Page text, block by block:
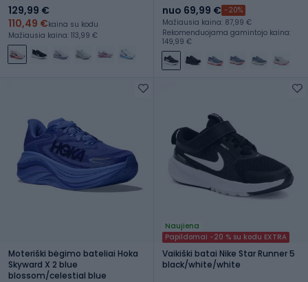
129,99 €
110,49 €kaina su kodu
Mažiausia kaina: 113,99 €
nuo 69,99 € -20%
Mažiausia kaina: 87,99 €
Rekomenduojama gamintojo kaina:
149,99 €
Moteriški bėgimo bateliai Hoka
Skyward X 2 blue
blossom/celestial blue
Naujiena
Papildomai -20 % su kodu EXTRA
Vaikiški batai Nike Star Runner 5
black/white/white